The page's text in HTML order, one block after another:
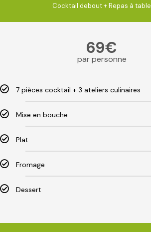
Cocktail debout + Repas à table
69€
par personne
7 pièces cocktail + 3 ateliers culinaires
Mise en bouche
Plat
Fromage
Dessert